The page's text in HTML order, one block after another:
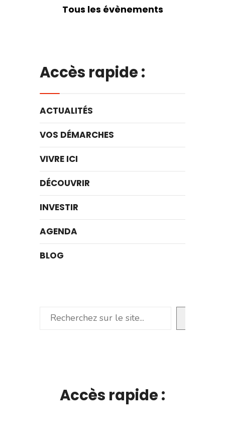
Tous les évènements
Accès rapide :
ACTUALITÉS
VOS DÉMARCHES
VIVRE ICI
DÉCOUVRIR
INVESTIR
AGENDA
BLOG
Rechercher
Accès rapide :